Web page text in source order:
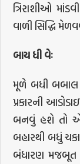
ત્રિરાશીઓ
વાળી સિદ્ધિ
બાયધીવેઃ
મૂળે બધી
પ્રકારની
બનવું હશે તો
બહારથી બધું
બંધારણ મજબૂત